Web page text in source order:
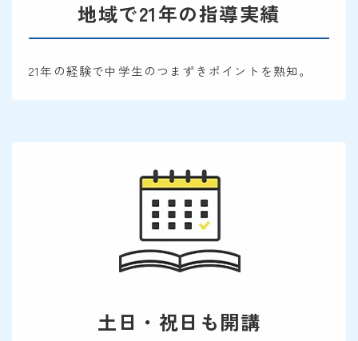
地域で21年の指導実績
21年の経験で中学生のつまずきポイントを熟知。
土日・祝日も開講